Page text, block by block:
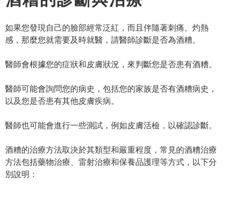
如果您發現自己的臉部經常泛紅，而且伴隨著刺痛、灼熱
感，那麼您就需要及時就醫，請醫師診斷是否為酒糟。
醫師會根據您的症狀和皮膚狀況，來判斷您是否患有酒糟。
醫師可能會詢問您的病史，包括您的家族是否有酒糟病史，
以及您是否患有其他皮膚疾病。
醫師也可能會進行一些測試，例如皮膚活檢，以確認診斷。
酒糟的治療方法取決於其類型和嚴重程度，常見的酒糟治療
方法包括藥物治療、雷射治療和保養品護理等方式，以下分
別說明：